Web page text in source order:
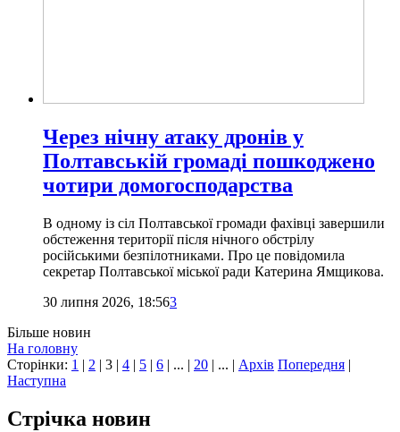
Через нічну атаку дронів у
Полтавській громаді пошкоджено
чотири домогосподарства
В одному із сіл Полтавської громади фахівці завершили
обстеження території після нічного обстрілу
російськими безпілотниками. Про це повідомила
секретар Полтавської міської ради Катерина Ямщикова.
30 липня 2026, 18:563
Більше новин
На головну
Сторінки: 1 | 2 | 3 | 4 | 5 | 6 | ... | 20 | ... | Архів Попередня |
Наступна
Стрічка новин